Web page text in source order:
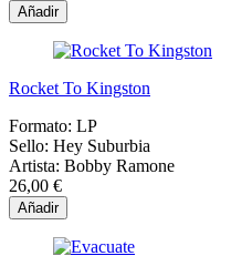
Añadir
Rocket To Kingston
Formato: LP
Sello: Hey Suburbia
Artista: Bobby Ramone
26,00 €
Añadir